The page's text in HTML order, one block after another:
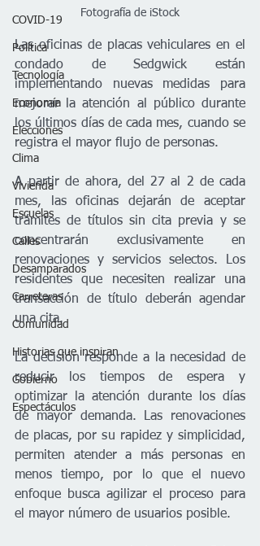
COVID-19
Política
Tecnología
Economía
Elecciones
Clima
Vivienda
Escuelas
Calles
Desamparados
Carreteras
Comunidad
Historias que inspiran
Gobierno
Espectáculos
Fotografía de iStock
Las oficinas de placas vehiculares en el
condado de Sedgwick están
implementando nuevas medidas para
mejorar la atención al público durante
los últimos días de cada mes, cuando se
registra el mayor flujo de personas.
A partir de ahora, del 27 al 2 de cada
mes, las oficinas dejarán de aceptar
trámites de títulos sin cita previa y se
concentrarán exclusivamente en
renovaciones y servicios selectos. Los
residentes que necesiten realizar una
transacción de título deberán agendar
una cita.
La decisión responde a la necesidad de
reducir los tiempos de espera y
optimizar la atención durante los días
de mayor demanda. Las renovaciones
de placas, por su rapidez y simplicidad,
permiten atender a más personas en
menos tiempo, por lo que el nuevo
enfoque busca agilizar el proceso para
el mayor número de usuarios posible.